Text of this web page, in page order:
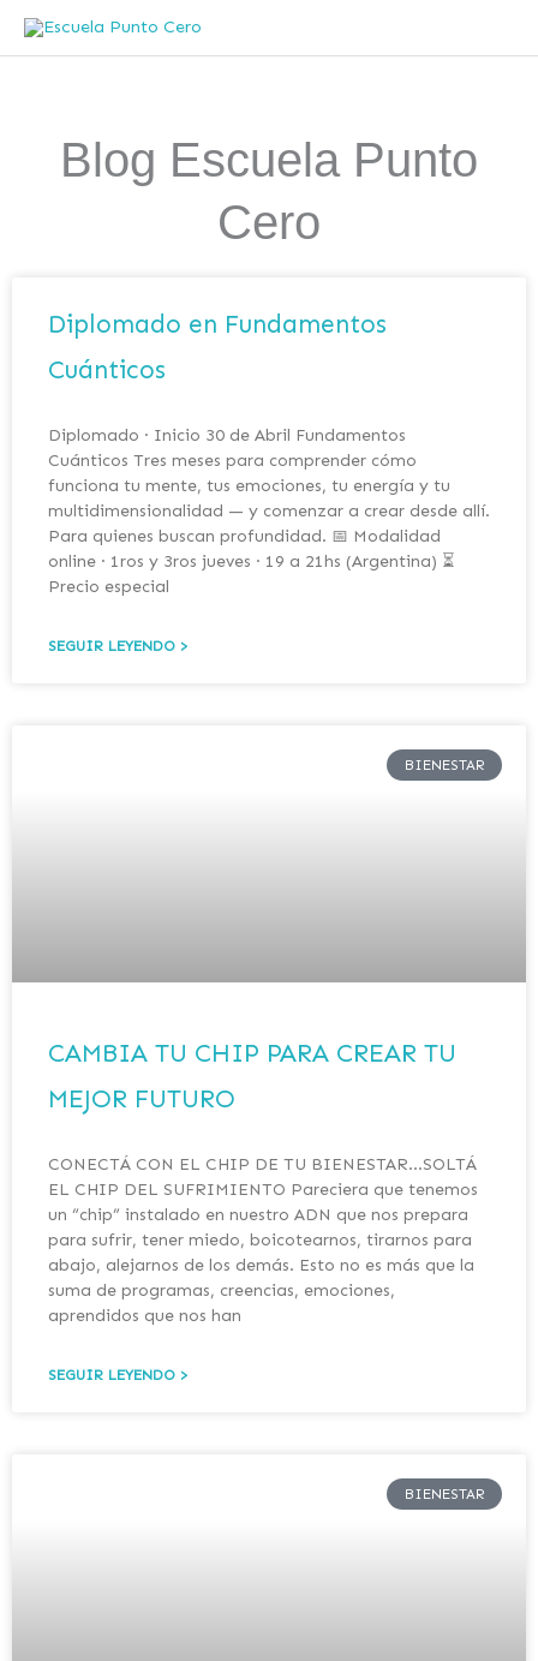
Blog Escuela Punto
Cero
Diplomado en Fundamentos
Cuánticos
Diplomado · Inicio 30 de Abril Fundamentos
Cuánticos Tres meses para comprender cómo
funciona tu mente, tus emociones, tu energía y tu
multidimensionalidad — y comenzar a crear desde allí.
Para quienes buscan profundidad. 📅 Modalidad
online · 1ros y 3ros jueves · 19 a 21hs (Argentina) ⏳
Precio especial
SEGUIR LEYENDO >
BIENESTAR
CAMBIA TU CHIP PARA CREAR TU
MEJOR FUTURO
CONECTÁ CON EL CHIP DE TU BIENESTAR…SOLTÁ
EL CHIP DEL SUFRIMIENTO Pareciera que tenemos
un “chip” instalado en nuestro ADN que nos prepara
para sufrir, tener miedo, boicotearnos, tirarnos para
abajo, alejarnos de los demás. Esto no es más que la
suma de programas, creencias, emociones,
aprendidos que nos han
SEGUIR LEYENDO >
BIENESTAR